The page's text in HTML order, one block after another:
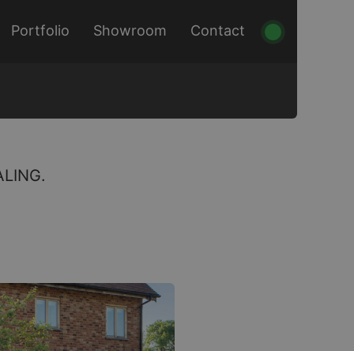
Portfolio Showroom Contact